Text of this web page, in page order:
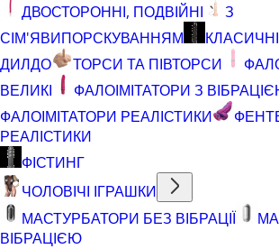
ДВОСТОРОННІ, ПОДВІЙНІ
З
СІМ'ЯВИПОРСКУВАННЯМ
КЛАСИЧНІ
ДИЛДО
ТОРСИ ТА ПІВТОРСИ
ВЕЛИКІ
ФАЛОІМІТАТОРИ З
ФАЛОІМІТАТОРИ РЕАЛІСТИКИ
РЕАЛІСТИКИ
ФІСТИНГ
ЧОЛОВІЧІ ІГРАШКИ
МАСТУРБАТОРИ БЕЗ ВІБРАЦІЇ
ВІБРАЦІЄЮ